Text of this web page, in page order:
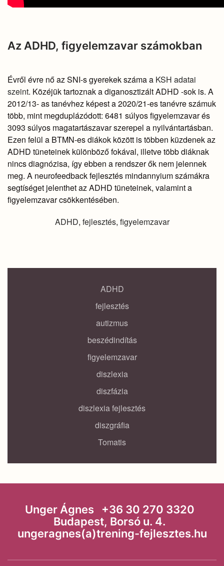
Az ADHD, figyelemzavar számokban
Évről évre nő az SNI-s gyerekek száma a KSH adatai
szeint. Közéjük tartoznak a diganosztizált ADHD -sok is. A
2012/13- as tanévhez képest a 2020/21-es tanévre számuk
több, mint megduplázódott: 6481 súlyos figyelemzavar és
3093 súlyos magatartászavar szerepel a nyilvántartásban.
Ezen felül a BTMN-es diákok között is többen küzdenek az
ADHD tüneteinek különböző fokával, illetve több diáknak
nincs diagnózisa, így ebben a rendszer ők nem jelennek
meg. A neurofeedback fejlesztés mindannyium számákra
segtíséget jelenthet az ADHD tüneteinek, valamint a
figyelemzavar csökkentésében.
ADHD, fejlesztés, figyelemzavar
ADHD
fejlesztés
autizmus
beszédindítás
figyelemzavar
diszlexia
diszfázia
diszlexia fejlesztés
diszgráfia
Tomatis
Unger Ágnes +36 30 270 3320
Budapest, Borsó u. 4.
ungeragnes(a)trening-fejlesztes.hu